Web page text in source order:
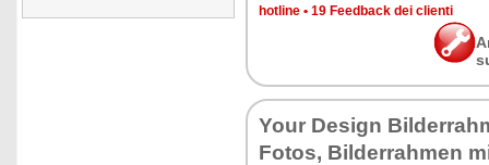
hotline • 19 Feedback dei clienti
Your Design
Fotos, Bilderrahmen